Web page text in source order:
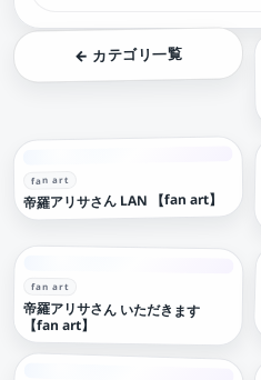
← カテゴリ一覧
fan art
帝羅アリサさん LAN 【fan art】
fan art
帝羅アリサさん いただきます
【fan art】